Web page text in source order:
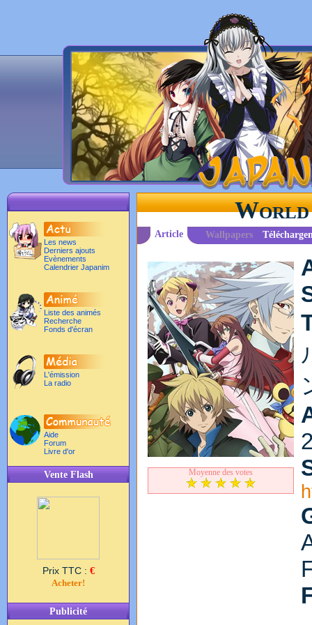
Les news
Derniers ajouts
Evènements
Calendrier Japanim
Liste des animés
Recherche
Fonds d'écran
L'émission
La radio
Aide
Forum
Livre d'or
Vente Flash
Prix TTC : €
Acheter!
Publicité
World
Article Wallpapers
Moyenne des votes